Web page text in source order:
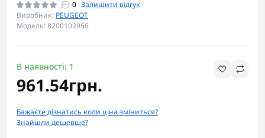
0 Залишити відгук
Виробник: PEUGEOT
Модель: 8200102956
В наявності: 1
961.54грн.
Бажаєте дізнатись коли ціна зміниться?
Знайшли дешевше?